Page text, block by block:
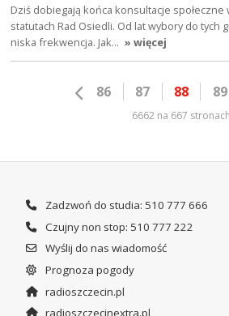
Dziś dobiegają końca konsultacje
statutach Rad Osiedli. Od lat wybory do tych
niska frekwencja. Jak… » więcej
86 87 88 89
6662 na 667 stronach
Zadzwoń do studia: 510 777 666
Czujny non stop: 510 777 222
Wyślij do nas wiadomość
Prognoza pogody
radioszczecin.pl
radioszczecinextra.pl